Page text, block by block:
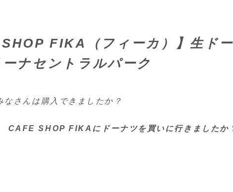
FIKA（フィーカ）】生ド
ナセントラルパーク
さんは購入できましたか？
CAFE SHOP FIKAにドーナツを買いに行きましたか